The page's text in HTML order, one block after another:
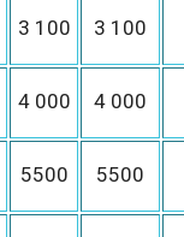
3 100 3 100
4 000 4 000
5500 5500